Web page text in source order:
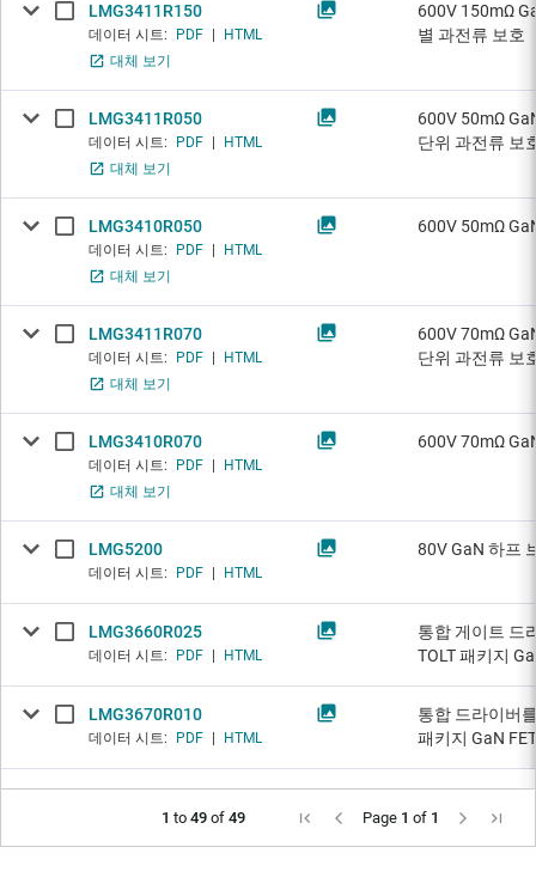
LMG3411R150
데이터 시트: PDF
HTML
대체 보기
600V 150mΩ
별 과전류 보호
LMG3411R050
데이터 시트: PDF
HTML
대체 보기
600V 50mΩ
단위 과전류 보
LMG3410R050
데이터 시트: PDF
HTML
대체 보기
600V 50mΩ
LMG3411R070
데이터 시트: PDF
HTML
대체 보기
600V 70mΩ
단위 과전류 보
LMG3410R070
데이터 시트: PDF
HTML
대체 보기
600V 70mΩ
LMG5200
데이터 시트: PDF HTML
80V GaN 하프
LMG3660R025
데이터 시트: PDF HTML
통합 게이트 드
TOLT 패키지
LMG3670R010
데이터 시트: PDF HTML
통합 드라이버
패키지 GaN FET
1 to 49 of 49 Page 1 of 1